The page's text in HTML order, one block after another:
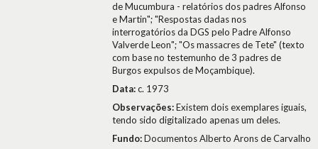
de Mucumbura - relatórios dos padres Alfonso
e Martin"; "Respostas dadas nos
interrogatórios da DGS pelo Padre Alfonso
Valverde Leon"; "Os massacres de Tete" (texto
com base no testemunho de 3 padres de
Burgos expulsos de Moçambique).
Data:c. 1973
Observações:Existem dois exemplares iguais,
tendo sido digitalizado apenas um deles.
Fundo:Documentos Alberto Arons de Carvalho